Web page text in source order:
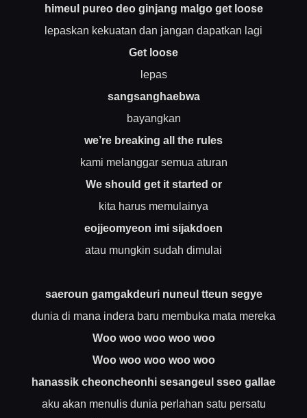
himeul pureo deo ginjang malgo get loose
lepaskan kekuatan dan jangan dapatkan lagi
Get loose
lepas
sangsanghaebwa
bayangkan
we’re breaking all the rules
kami melanggar semua aturan
We should get it started or
kita harus memulainya
eojjeomyeon imi sijakdoen
atau mungkin sudah dimulai
saeroun gamgakdeuri nuneul tteun segye
dunia di mana indera baru membuka mata mereka
Woo woo woo woo woo
Woo woo woo woo woo
hanassik cheoncheonhi sesangeul sseo gallae
aku akan menulis dunia perlahan satu persatu